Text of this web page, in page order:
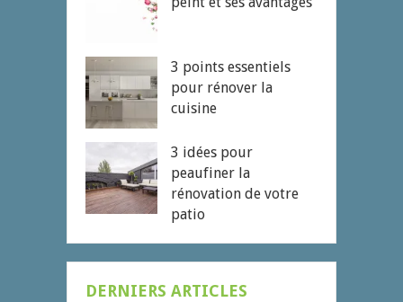
3 points essentiels
pour rénover la
cuisine
3 idées pour
peaufiner la
rénovation de votre
patio
DERNIERS ARTICLES